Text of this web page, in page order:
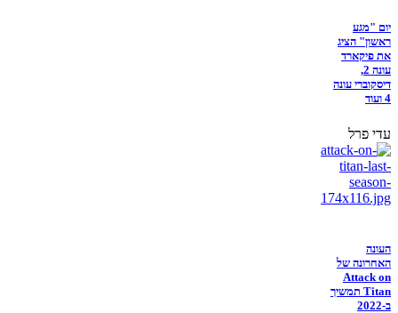
יום "מגע
ראשון" הציג
את פיקארד
עונה 2,
דיסקוברי עונה
4 ועוד
עדי פרל
העונה
האחרונה של
Attack on
Titan תמשיך
ב-2022